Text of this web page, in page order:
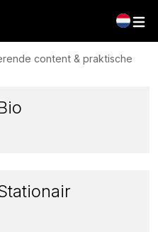
content & praktische